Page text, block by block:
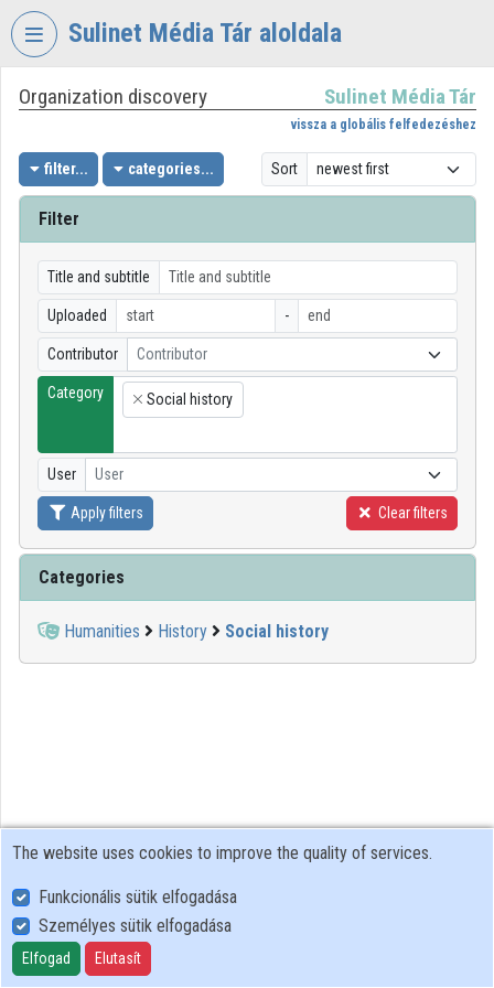
Skip header
Sulinet Média Tár aloldala
VIDEOTORIUM
SULINET
MÉDIA
TÁR
Log In
Organization discovery
Categories
Organizations
Organization discovery Sulinet Média Tár
vissza a globális felfedezéshez
filter... categories... Sort
Filter
Title and subtitle
Uploaded -
Contributor Contributor
Category
×
Social history
User User
Apply filters Clear filters
Categories
Humanities History Social history
User Policy
Adatkezelési tájékoztató (en)
Cookie Policy
The website uses cookies to improve the quality of services.
Funkcionális sütik elfogadása
Személyes sütik elfogadása
Elfogad Elutasít